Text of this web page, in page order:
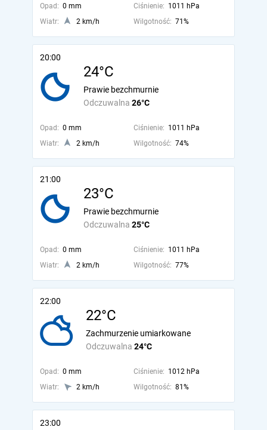
Opad: 0 mm Ciśnienie: 1011 hPa
Wiatr:
2 km/h Wilgotność: 71%
20:00
24°C
Odczuwalna 26°C
Prawie bezchmurnie
Opad: 0 mm Ciśnienie: 1011 hPa
Wiatr:
2 km/h Wilgotność: 74%
21:00
23°C
Odczuwalna 25°C
Prawie bezchmurnie
Opad: 0 mm Ciśnienie: 1011 hPa
Wiatr:
2 km/h Wilgotność: 77%
22:00
22°C
Odczuwalna 24°C
Zachmurzenie umiarkowane
Opad: 0 mm Ciśnienie: 1012 hPa
Wiatr:
2 km/h Wilgotność: 81%
23:00